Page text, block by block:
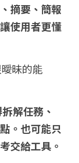
摘要、簡報
使用者更懂
昧的能
解任務、
。也可能只
交給工具。